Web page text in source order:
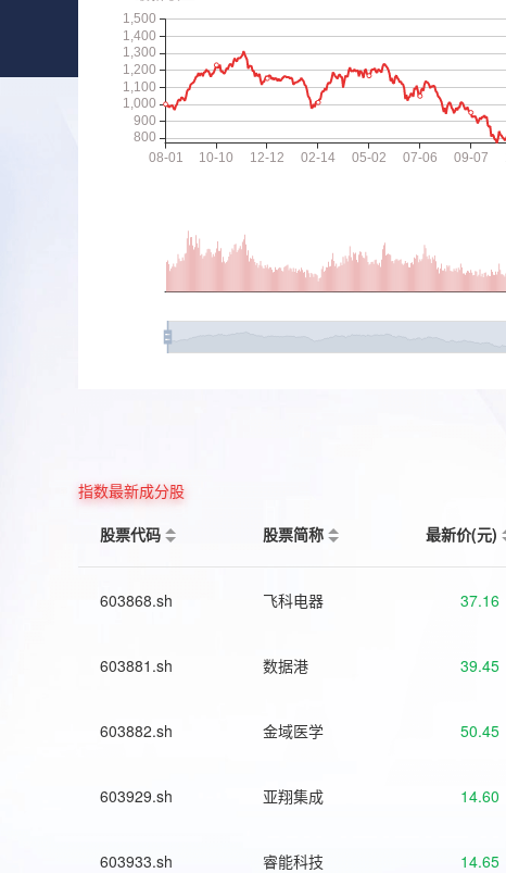
指数最新成分股
股票代码
股票简称 最新价(元)
603868.sh 飞科电器 37.16
603881.sh 数据港 39.45
603882.sh 金域医学 50.45
603929.sh 亚翔集成 14.60
603933.sh 睿能科技 14.65